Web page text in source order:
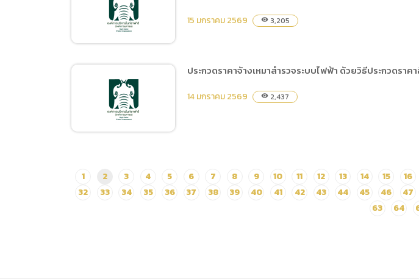
เหมาบำรุงรักษารถลากพ่วง
บริการนักท่องเที่ยวด้วยวิธี
ประกวดราคาอิเล็กทรอนิกส์
(e-bidding)
(ร่าง) ประกาศประกวดราคา
จ้างก่อสร้างปรับปรุงระบบ
ท่อส่งน้ำจากโรงสูบน้ำ
ชลประทานของสำนักวิจัย
และอ่าง 2 ของ สวพ.1
เชียงใหม่ระยะที่ 2 ด้วยวิธี
15 มกราคม 2569 visibility 3,205
ประกวดราคาจ้างเหมาสำรวจ
ระบบไฟฟ้า ด้วยวิธีประกวด
ประกวดราคาจ้างเหมาสำรวจระบบไฟฟ้า ด้วยวิธีประกวดรา
14 มกราคม 2569 visibility 2,437
1 2 3 4 5 6 7 8 9 10 11 12 13 14 15 16
32
33 34 35 36 37 38 39 40 41 42 43 44 45 46 47
63
64